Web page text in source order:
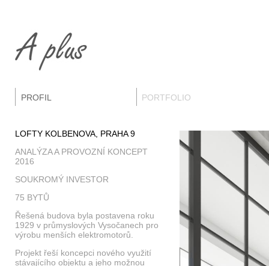
PROFIL PORTFOLIO
LOFTY KOLBENOVA, PRAHA 9
ANALÝZA A PROVOZNÍ KONCEPT
2016
SOUKROMÝ INVESTOR
75 BYTŮ
Řešená budova byla postavena roku
1929 v průmyslových Vysočanech pro
výrobu menších elektromotorů.
Projekt řeší koncepci nového využití
stávajícího objektu a jeho možnou